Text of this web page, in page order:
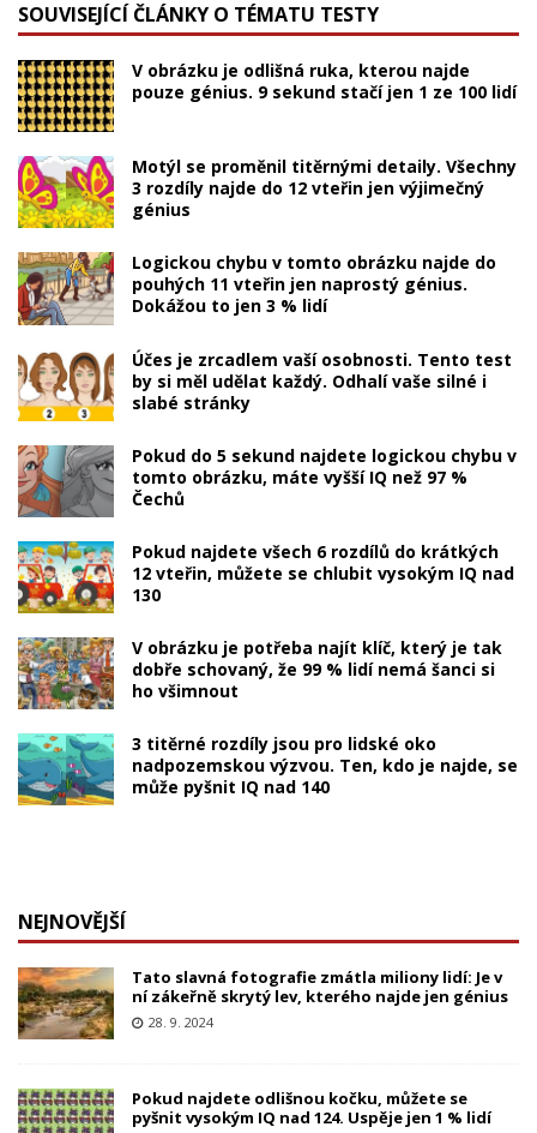
SOUVISEJÍCÍ ČLÁNKY O TÉMATU TESTY
V obrázku je odlišná ruka, kterou najde
pouze génius. 9 sekund stačí jen 1 ze 100 lidí
Motýl se proměnil titěrnými detaily. Všechny
3 rozdíly najde do 12 vteřin jen výjimečný
génius
Logickou chybu v tomto obrázku najde do
pouhých 11 vteřin jen naprostý génius.
Dokážou to jen 3 % lidí
Účes je zrcadlem vaší osobnosti. Tento test
by si měl udělat každý. Odhalí vaše silné i
slabé stránky
Pokud do 5 sekund najdete logickou chybu v
tomto obrázku, máte vyšší IQ než 97 %
Čechů
Pokud najdete všech 6 rozdílů do krátkých
12 vteřin, můžete se chlubit vysokým IQ nad
130
V obrázku je potřeba najít klíč, který je tak
dobře schovaný, že 99 % lidí nemá šanci si
ho všimnout
3 titěrné rozdíly jsou pro lidské oko
nadpozemskou výzvou. Ten, kdo je najde, se
může pyšnit IQ nad 140
NEJNOVĚJŠÍ
Tato slavná fotografie zmátla miliony lidí: Je v
ní zákeřně skrytý lev, kterého najde jen génius
28. 9. 2024
Pokud najdete odlišnou kočku, můžete se
pyšnit vysokým IQ nad 124. Uspěje jen 1 % lidí